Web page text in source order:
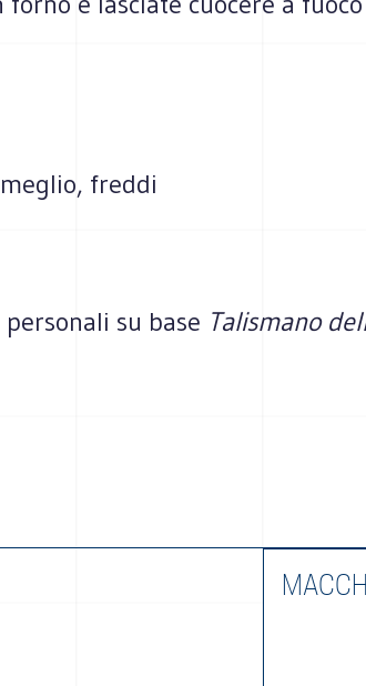
freddi
su base Talismano